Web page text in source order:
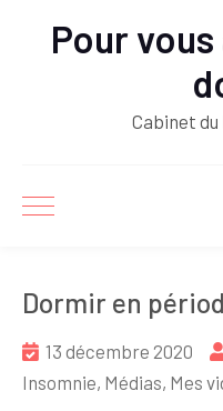
Pour
Cabinet
Dormir en
13 décembre 2020
Insomnie, Médias, Mes